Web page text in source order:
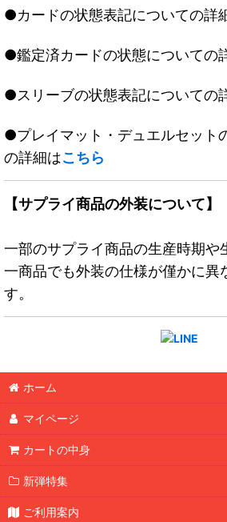
●カードの状態表記についての詳
●鑑定済カードの状態についての
●スリーブの状態表記についての
●プレイマット・デュエルセット
の詳細はこちら
【サプライ商品の外装について】
一部のサプライ商品の生産時期や
一商品でも外装の仕様が僅かに異
す。
ホーム
マイページ
カートの中身
新弾特集
ご利用案内